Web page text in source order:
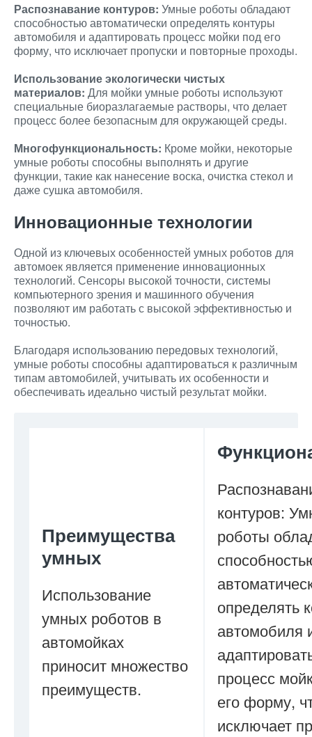
Распознавание контуров: Умные роботы обладают
способностью автоматически определять контуры
автомобиля и адаптировать процесс мойки под его
форму, что исключает пропуски и повторные проходы.
Использование экологически чистых
материалов: Для мойки умные роботы используют
специальные биоразлагаемые растворы, что делает
процесс более безопасным для окружающей среды.
Многофункциональность: Кроме мойки, некоторые
умные роботы способны выполнять и другие
функции, такие как нанесение воска, очистка стекол и
даже сушка автомобиля.
Инновационные технологии
Одной из ключевых особенностей умных роботов для
автомоек является применение инновационных
технологий. Сенсоры высокой точности, системы
компьютерного зрения и машинного обучения
позволяют им работать с высокой эффективностью и
точностью.
Благодаря использованию передовых технологий,
умные роботы способны адаптироваться к различным
типам автомобилей, учитывать их особенности и
обеспечивать идеально чистый результат мойки.
Преимущества
умных
Использование
умных роботов в
автомойках
приносит множество
преимуществ.
контуров:
роботы
определять
автомобиля
процесс
его форму,
исключает